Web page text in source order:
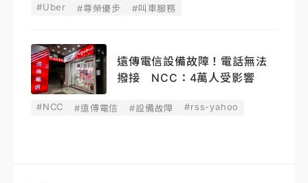
#Uber #尊榮優步 #叫車服務
遠傳電信設備故障！電話無法
撥接 NCC：4萬人受影響
#NCC #遠傳電信 #設備故障 #rss-yahoo